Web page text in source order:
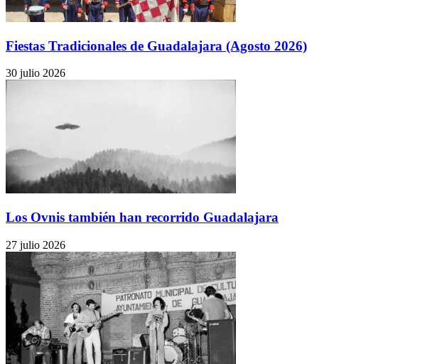
Fiestas Tradicionales de Guadalajara (Agosto 2026)
30 julio 2026
Los Ovnis también han recorrido Guadalajara
27 julio 2026